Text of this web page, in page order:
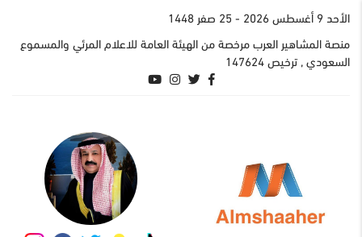
اﻷحد 9 أغسطس 2026
- 25 صفر 1448
منصة المشاهير العرب مرخصة من الهيئة العامة للاعلام المرئي والمسموع
السعودي , ترخيص 147624